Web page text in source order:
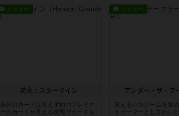
レビュー
花火：スターマイン
自分のカードは見えず他のプレイヤ
ーのカードが見える状態でカードを
レビュー
アンダー・ザ・テ
笑えるバカゲームを集
トゲーマーとしてのレ